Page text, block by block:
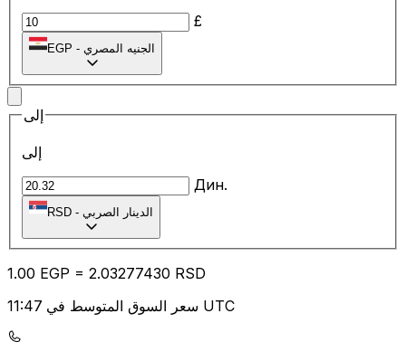
£
EGP - الجنيه المصري
إلى
إلى
Дин.
RSD - الدينار الصربي
1.00 EGP = 2.03277430 RSD
سعر السوق المتوسط في 11:47 UTC